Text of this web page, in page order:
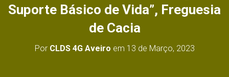
A
R
Suporte Básico de Vida”, Freguesia
de Cacia
Por CLDS 4G Aveiro em 13 de Março, 2023